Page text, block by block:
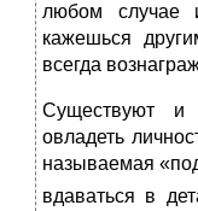
любом случае
кажешься
всегда
Существуют и
овладеть
называемая
вдаваться в